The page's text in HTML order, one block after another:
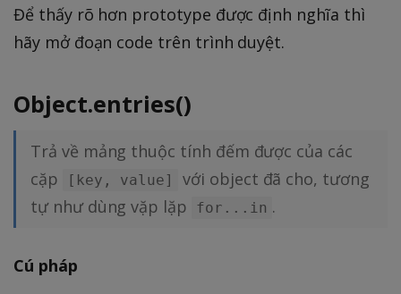
Để thấy rõ hơn prototype được định nghĩa thì
hãy mở đoạn code trên trình duyệt.
Object.entries()
Trả về mảng thuộc tính đếm được của các
cặp
[key, value]
với object đã cho, tương
tự như dùng vặp lặp
for...in .
Cú pháp